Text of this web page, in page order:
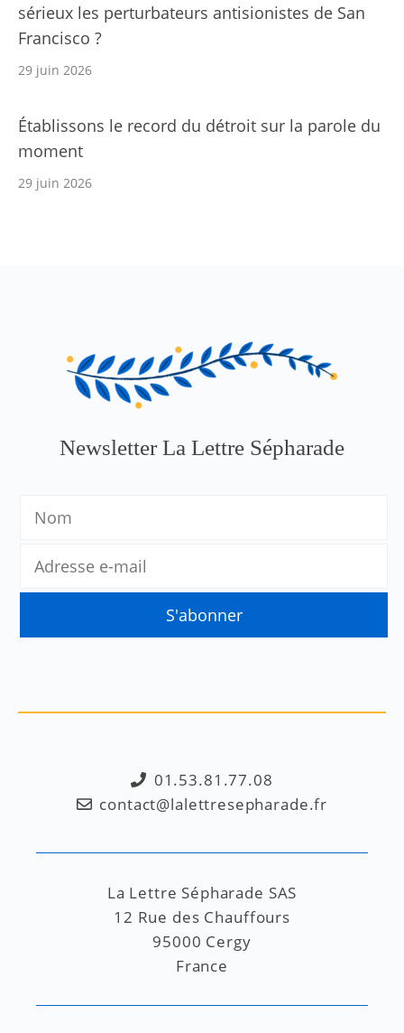
sérieux les perturbateurs antisionistes de San
Francisco ?
29 juin 2026
Établissons le record du détroit sur la parole du
moment
29 juin 2026
Newsletter La Lettre Sépharade
01.53.81.77.08
contact@lalettresepharade.fr
La Lettre Sépharade SAS
12 Rue des Chauffours
95000 Cergy
France